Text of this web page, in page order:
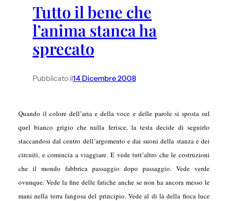
Tutto il bene che
l’anima stanca ha
sprecato
Pubblicato il14 Dicembre 2008
Quando il colore dell’aria e della voce e delle parole si sposta sul
quel bianco grigio che nulla ferisce, la testa decide di seguirlo
staccandosi dal centro dell’argomento e dai suoni della stanza e dei
circuiti, e comincia a viaggiare. E vede tutt’altro che le costruzioni
che il mondo fabbrica passaggio dopo passaggio. Vede verde
ovunque. Vede la fine delle fatiche anche se non ha ancora messo le
mani nella terra fangosa del principio. Vede al di là della fioca luce